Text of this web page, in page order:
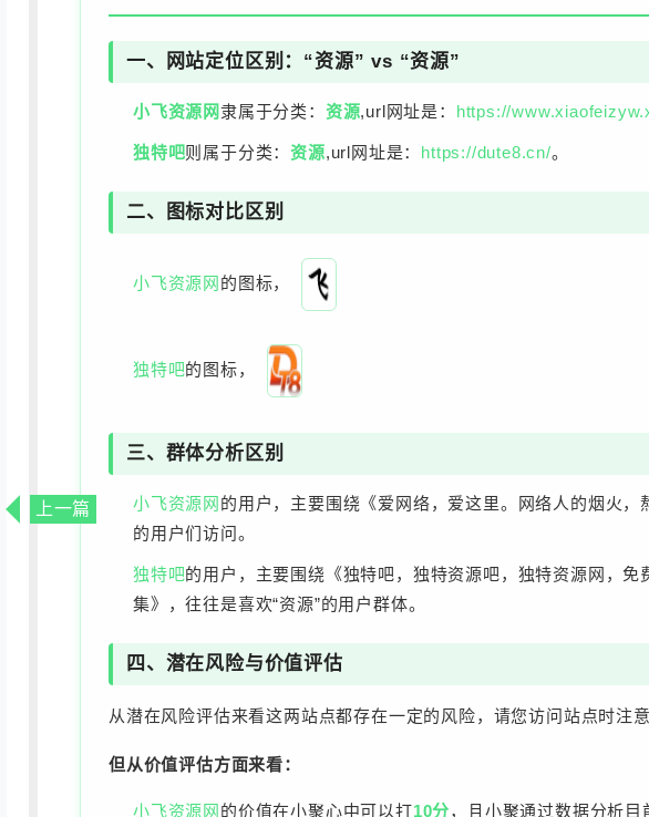
上一篇
一、网站定位区别：“资源” vs “资源”
小飞资源网隶属于分类： 资源,url网址是： https://
独特吧则属于分类：资源,url网址是： https://dute8.cn/。
二、图标对比区别
小飞资源网 的图标，
独特吧的图标，
三、群体分析区别
小飞资源网 的用户，主要围绕《爱网络，爱这里。网络人的烟火
的用户们访问。
独特吧的用户，主要围绕《独特吧，独特资源吧，独特资源网，
集》，往往是喜欢“资源”的用户群体。
四、潜在风险与价值评估
从潜在风险评估来看这两站点都存在一定的风险，请您访问站点时注
但从价值评估方面来看：
小飞资源网 的价值在小聚心中可以打10分，且小聚通过数据分析